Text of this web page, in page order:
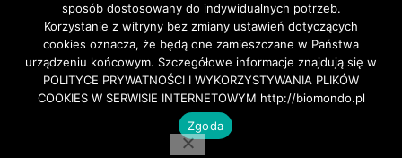
Nie znaleziono produktów, których szukasz.
Przyprawy
Ziarna
Pozostałe
Kreatyp.pl - Tworzenie Stron Internetowych Radom
sposób dostosowany do indywidualnych potrzeb.
Korzystanie z witryny bez zmiany ustawień dotyczących
cookies oznacza, że będą one zamieszczane w Państwa
urządzeniu końcowym. Szczegółowe informacje znajdują się w
POLITYCE PRYWATNOŚCI I WYKORZYSTYWANIA PLIKÓW
COOKIES W SERWISIE INTERNETOWYM http://biomondo.pl
Zgoda